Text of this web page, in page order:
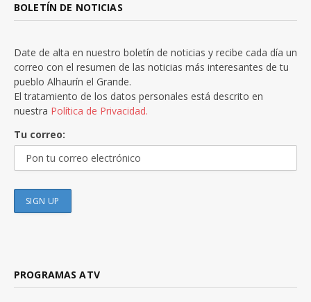
BOLETÍN DE NOTICIAS
Date de alta en nuestro boletín de noticias y recibe cada día un
correo con el resumen de las noticias más interesantes de tu
pueblo Alhaurín el Grande.
El tratamiento de los datos personales está descrito en
nuestra Política de Privacidad.
Tu correo:
PROGRAMAS ATV